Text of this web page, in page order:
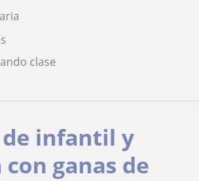
clase
infantil y
ganas de